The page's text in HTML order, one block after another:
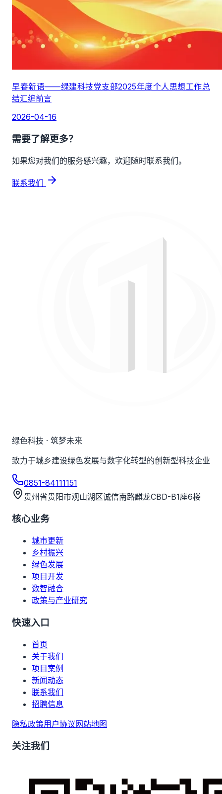
早春新语——绿建科技党支部2025年度个人思想工作总
结汇编前言
2026-04-16
需要了解更多？
如果您对我们的服务感兴趣，欢迎随时联系我们。
联系我们
绿色科技 · 筑梦未来
致力于城乡建设绿色发展与数字化转型的创新型科技企业
0851-84111151
贵州省贵阳市观山湖区诚信南路麒龙CBD-B1座6楼
核心业务
城市更新
乡村振兴
绿色发展
项目开发
数智融合
政策与产业研究
快速入口
首页
关于我们
项目案例
新闻动态
联系我们
招聘信息
隐私政策用户协议网站地图
关注我们